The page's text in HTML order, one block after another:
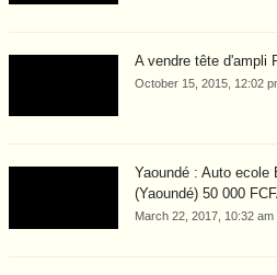
A vendre tête d'ampli
October 15, 2015, 12:02
Yaoundé : Auto ecole
(Yaoundé) 50 000
March 22, 2017, 10:32 am